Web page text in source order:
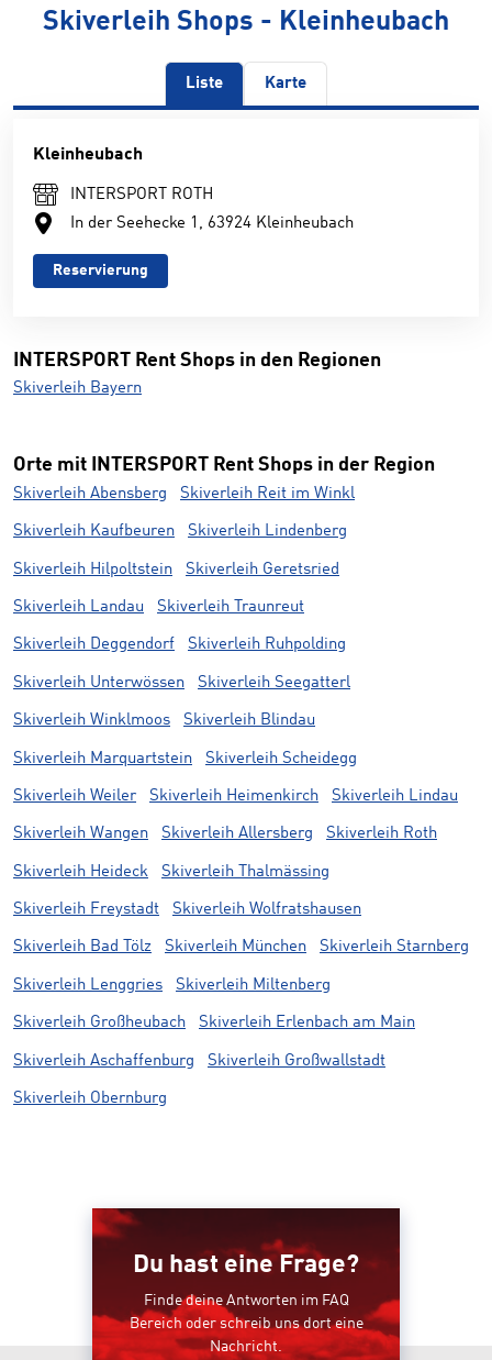
Skiverleih Shops - Kleinheubach
Liste Karte
Kleinheubach
INTERSPORT ROTH
In der Seehecke 1, 63924 Kleinheubach
Reservierung
INTERSPORT Rent Shops in den Regionen
Skiverleih Bayern
Orte mit INTERSPORT Rent Shops in der Region
Skiverleih Abensberg Skiverleih Reit im Winkl
Skiverleih Kaufbeuren Skiverleih Lindenberg
Skiverleih Hilpoltstein Skiverleih Geretsried
Skiverleih Landau Skiverleih Traunreut
Skiverleih Deggendorf Skiverleih Ruhpolding
Skiverleih Unterwössen Skiverleih Seegatterl
Skiverleih Winklmoos Skiverleih Blindau
Skiverleih Marquartstein Skiverleih Scheidegg
Skiverleih Weiler Skiverleih Heimenkirch Skiverleih Lindau
Skiverleih Wangen Skiverleih Allersberg Skiverleih Roth
Skiverleih Heideck Skiverleih Thalmässing
Skiverleih Freystadt Skiverleih Wolfratshausen
Skiverleih Bad Tölz Skiverleih München Skiverleih Starnberg
Skiverleih Lenggries Skiverleih Miltenberg
Skiverleih Großheubach Skiverleih Erlenbach am Main
Skiverleih Aschaffenburg Skiverleih Großwallstadt
Skiverleih Obernburg
Du hast eine Frage?
Finde deine Antworten im FAQ
Bereich oder schreib uns dort eine
Nachricht.